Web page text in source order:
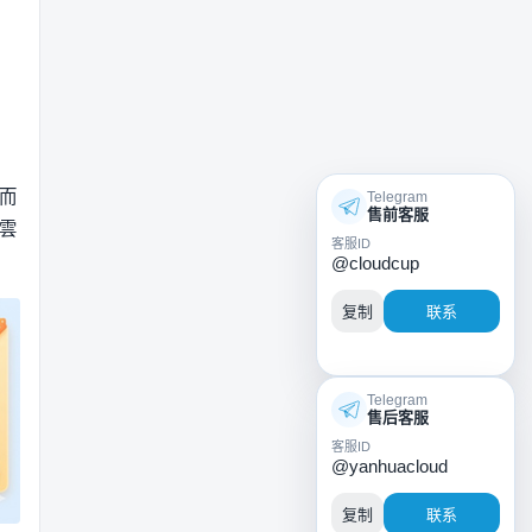
Telegram
售前客服
客服ID
@cloudcup
复制 联系
Telegram
售后客服
客服ID
@yanhuacloud
复制 联系